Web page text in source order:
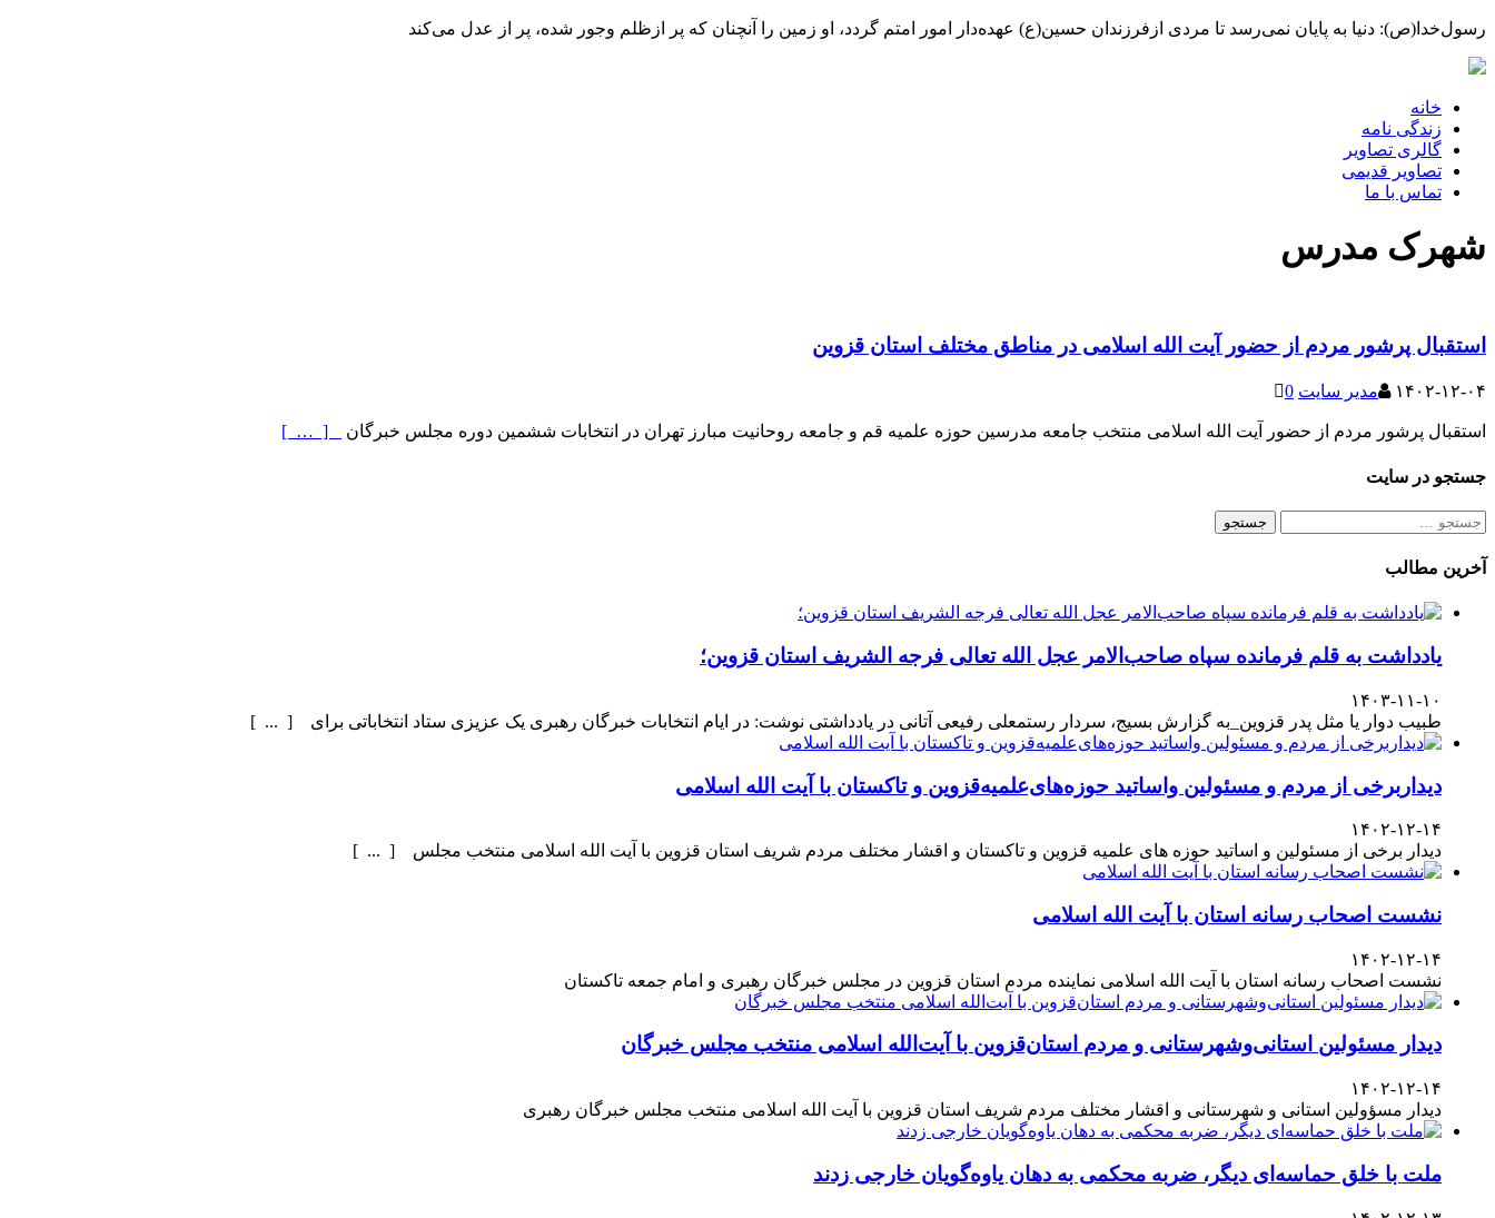
رسول‌خدا(ص): دنیا به پایان نمی‌رسد تا مردی ازفرزندان حسین(ع) عهده‌دار امور امتم گردد، او زمین را آنچنان که پر ازظلم وجور شده، پر از عدل می‌کند
خانه
زندگی نامه
گالری تصاویر
تصاویر قدیمی
تماس با ما
شهرک مدرس
استقبال پرشور مردم از حضور آیت الله اسلامی در مناطق مختلف استان قزوین
۱۴۰۲-۱۲-۰۴ مدیر سایت 0
استقبال پرشور مردم از حضور آیت الله اسلامی منتخب جامعه مدرسین حوزه علمیه قم و جامعه روحانیت مبارز تهران در انتخابات ششمین دوره مجلس خبرگان [ … ]
جستجو در سایت
جستجو
آخرین مطالب
یادداشت به قلم فرمانده سپاه صاحب‌الامر عجل الله تعالی فرجه الشریف استان قزوین؛
۱۴۰۳-۱۱-۱۰
طبیب دوار یا مثل پدر قزوین_به گزارش بسیج، سردار رستمعلی رفیعی آتانی در یادداشتی نوشت: در ایام انتخابات خبرگان رهبری یک عزیزی ستاد انتخاباتی برای [ ... ]
دیداربرخی از مردم و مسئولین واساتید حوزه‌های‌علمیه‌قزوین و تاکستان با آیت الله اسلامی
۱۴۰۲-۱۲-۱۴
دیدار برخی از مسئولین و اساتید حوزه های علمیه قزوین و تاکستان و اقشار مختلف مردم شریف استان قزوین با آیت الله اسلامی منتخب مجلس [ ... ]
نشست اصحاب رسانه استان با آیت الله اسلامی
۱۴۰۲-۱۲-۱۴
نشست اصحاب رسانه استان با آیت الله اسلامی نماینده مردم استان قزوین در مجلس خبرگان رهبری و امام جمعه تاکستان
دیدار مسئولین استانی‌وشهرستانی و مردم‌ استان‌قزوین با آیت‌الله‌ اسلامی منتخب مجلس‌ خبرگان
۱۴۰۲-۱۲-۱۴
دیدار مسؤولین استانی و شهرستانی و اقشار مختلف مردم شریف استان قزوین با آیت الله اسلامی منتخب مجلس خبرگان رهبری
ملت با خلق حماسه‌ای دیگر، ضربه محکمی به دهان یاوه‌گویان خارجی زدند